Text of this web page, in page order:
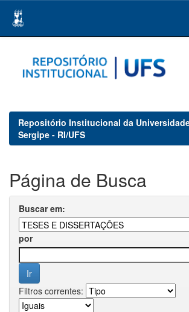
navigation
Repositório Institucional da
Sergipe - RI/UFS
Página de Busca
Buscar em:
por
Filtros correntes: